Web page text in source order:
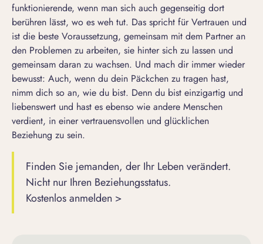
funktionierende, wenn man sich auch gegenseitig dort
berühren lässt, wo es weh tut. Das spricht für Vertrauen und
ist die beste Voraussetzung, gemeinsam mit dem Partner an
den Problemen zu arbeiten, sie hinter sich zu lassen und
gemeinsam daran zu wachsen. Und mach dir immer wieder
bewusst: Auch, wenn du dein Päckchen zu tragen hast,
nimm dich so an, wie du bist. Denn du bist einzigartig und
liebenswert und hast es ebenso wie andere Menschen
verdient, in einer vertrauensvollen und glücklichen
Beziehung zu sein.
Finden Sie jemanden, der Ihr Leben verändert.
Nicht nur Ihren Beziehungsstatus.
Kostenlos anmelden >